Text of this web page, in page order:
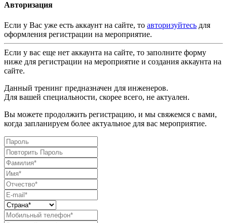
Авторизация
Если у Вас уже есть аккаунт на сайте, то авторизуйтесь для
оформления регистрации на мероприятие.
Если у вас еще нет аккаунта на сайте, то заполните форму
ниже для регистрации на мероприятие и создания аккаунта на
сайте.
Данный тренинг предназначен для инженеров.
Для вашей специальности, скорее всего, не актуален.
Вы можете продолжить регистрацию, и мы свяжемся с вами,
когда запланируем более актуальное для вас мероприятие.